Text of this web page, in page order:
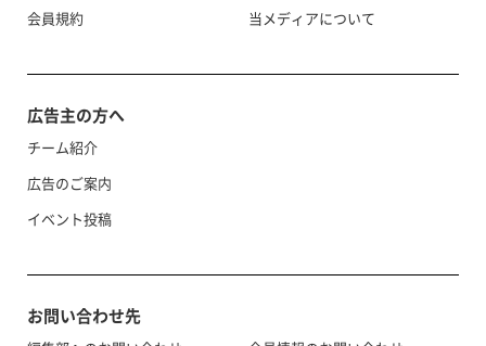
会員規約
当メディアについて
広告主の方へ
チーム紹介
広告のご案内
イベント投稿
お問い合わせ先